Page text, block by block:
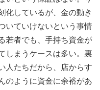
化しているが、金の動き
いていけないという事情
若者でも、手持ち資金が
しまうケースは多い。裏
人たちだから、店からす
のように資金に余裕があ